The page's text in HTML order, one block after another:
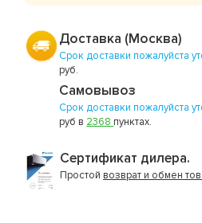
Доставка (Москва)
Срок доставки пожалуйста
руб.
Самовывоз
Срок доставки пожалуйста
руб в 2368 пунктах.
Сертификат дилера.
Простой возврат и обмен